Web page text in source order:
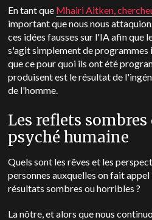
En tant que Mhairi Aitken,
important que nous nous
ces idées fausses sur l'IA afin que
s'agit simplement de
que ce pour quoi ils ont été
produisent est le résultat de
de l'homme.
Les reflets
psyché humaine
Quels sont les rêves et les
personnes auxquelles on fait
résultats sombres ou horribles ?
La nôtre, et alors que nous